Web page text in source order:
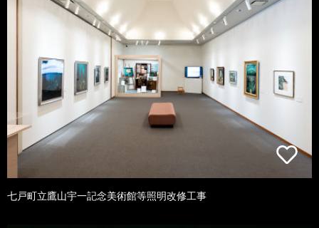
七戸町立鷹山宇一記念美術館等照明改修工事